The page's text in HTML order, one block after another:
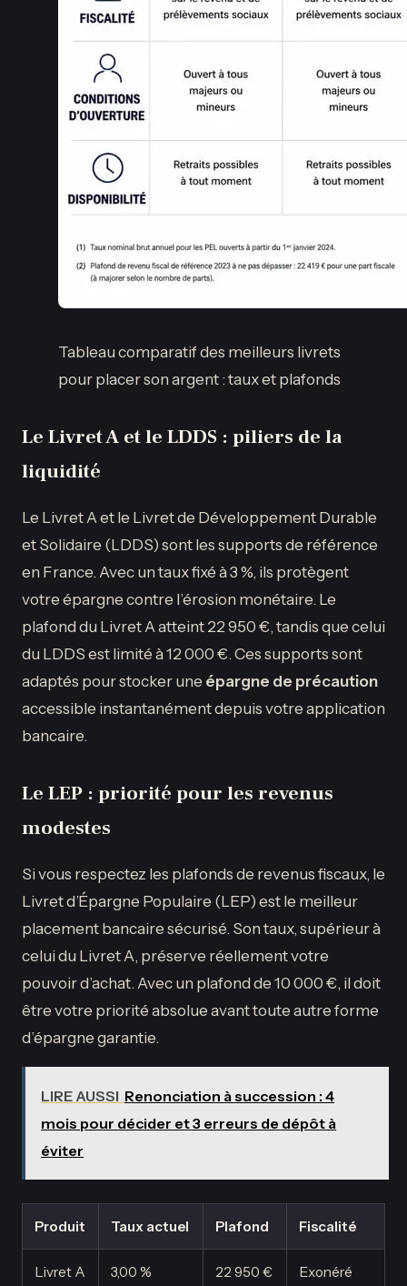
Tableau comparatif des meilleurs livrets
pour placer son argent : taux et plafonds
Le Livret A et le LDDS : piliers de la
liquidité
Le Livret A et le Livret de Développement Durable
et Solidaire (LDDS) sont les supports de référence
en France. Avec un taux fixé à 3 %, ils protègent
votre épargne contre l’érosion monétaire. Le
plafond du Livret A atteint 22 950 €, tandis que celui
du LDDS est limité à 12 000 €. Ces supports sont
adaptés pour stocker une épargne de précaution
accessible instantanément depuis votre application
bancaire.
Le LEP : priorité pour les revenus
modestes
Si vous respectez les plafonds de revenus fiscaux, le
Livret d’Épargne Populaire (LEP) est le meilleur
placement bancaire sécurisé. Son taux, supérieur à
celui du Livret A, préserve réellement votre
pouvoir d’achat. Avec un plafond de 10 000 €, il doit
être votre priorité absolue avant toute autre forme
d’épargne garantie.
LIRE AUSSI Renonciation à succession : 4
mois pour décider et 3 erreurs de dépôt à
éviter
Produit Taux actuel Plafond Fiscalité
Livret A 3,00 % 22 950 € Exonéré